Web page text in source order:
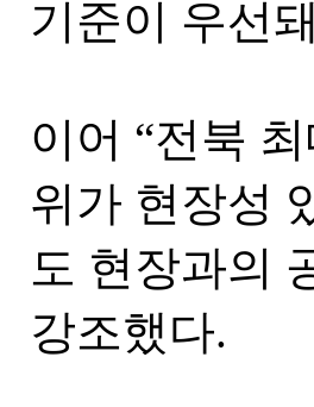
기준이 우선
이어 “전북
위가 현장성
도 현장과의
강조했다.